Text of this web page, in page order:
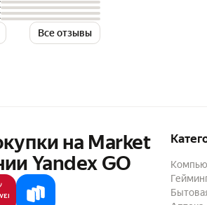
Все отзывы
на Market
Yandex GO